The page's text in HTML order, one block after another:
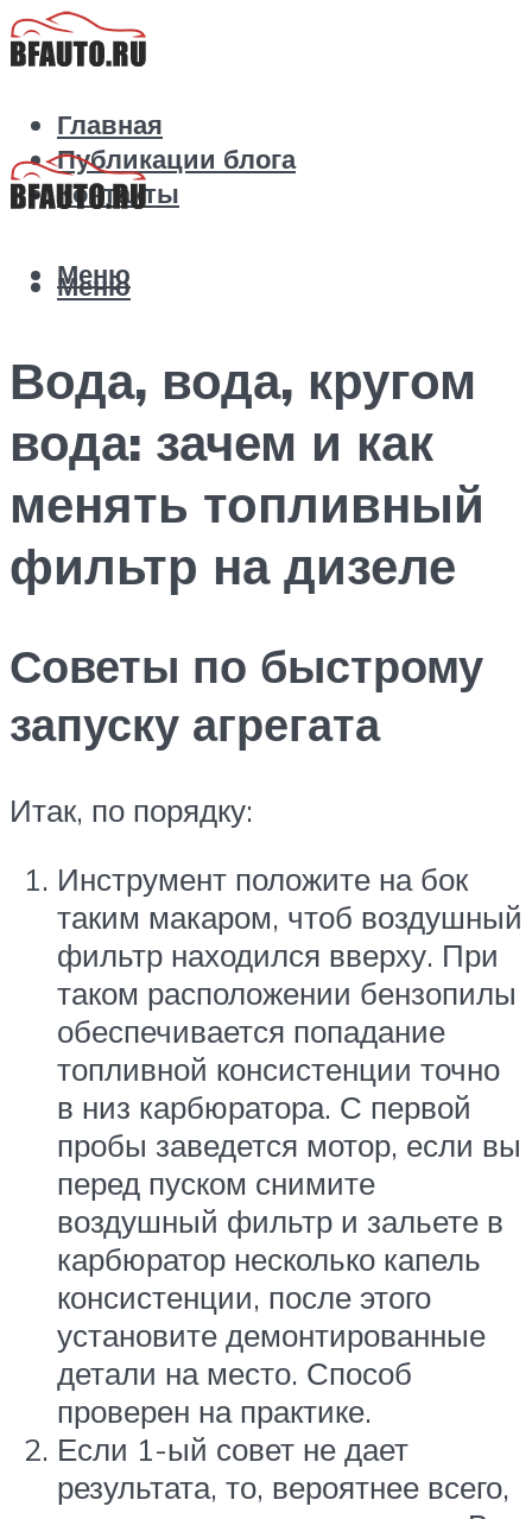
Главная
Публикации блога
Контакты
Меню
Меню
Вода, вода, кругом
вода: зачем и как
менять топливный
фильтр на дизеле
Советы по быстрому
запуску агрегата
Итак, по порядку:
Инструмент положите на бок
таким макаром, чтоб воздушный
фильтр находился вверху. При
таком расположении бензопилы
обеспечивается попадание
топливной консистенции точно
в низ карбюратора. С первой
пробы заведется мотор, если вы
перед пуском снимите
воздушный фильтр и зальете в
карбюратор несколько капель
консистенции, после этого
установите демонтированные
детали на место. Способ
проверен на практике.
Если 1-ый совет не дает
результата, то, вероятнее всего,